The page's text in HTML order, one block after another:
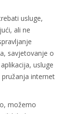
usluge,
ali ne
savjetovanje o
usluge
pružanja internet
možemo